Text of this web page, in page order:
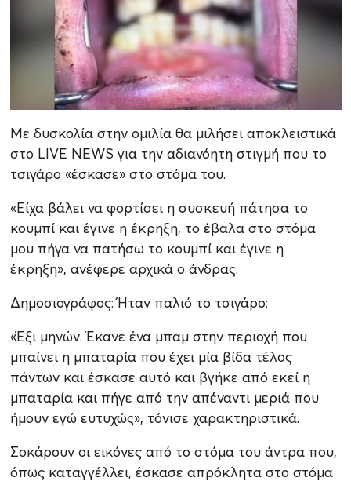
Με δυσκολία στην ομιλία θα μιλήσει αποκλειστικά
στο LIVE NEWS για την αδιανόητη στιγμή που το
τσιγάρο «έσκασε» στο στόμα του.
«Είχα βάλει να φορτίσει η συσκευή πάτησα το
κουμπί και έγινε η έκρηξη, το έβαλα στο στόμα
μου πήγα να πατήσω το κουμπί και έγινε η
έκρηξη», ανέφερε αρχικά ο άνδρας.
Δημοσιογράφος: Ήταν παλιό το τσιγάρο;
«Έξι μηνών. Έκανε ένα μπαμ στην περιοχή που
μπαίνει η μπαταρία που έχει μία βίδα τέλος
πάντων και έσκασε αυτό και βγήκε από εκεί η
μπαταρία και πήγε από την απέναντι μεριά που
ήμουν εγώ ευτυχώς», τόνισε χαρακτηριστικά.
Σοκάρουν οι εικόνες από το στόμα του άντρα που,
όπως καταγγέλλει, έσκασε απρόκλητα στο στόμα